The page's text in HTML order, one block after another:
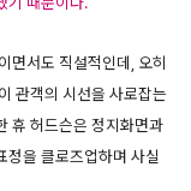
면서도 직설적인데, 오히
관객의 시선을 사로잡는
휴 허드슨은 정지화면과
정을 클로즈업하며 사실